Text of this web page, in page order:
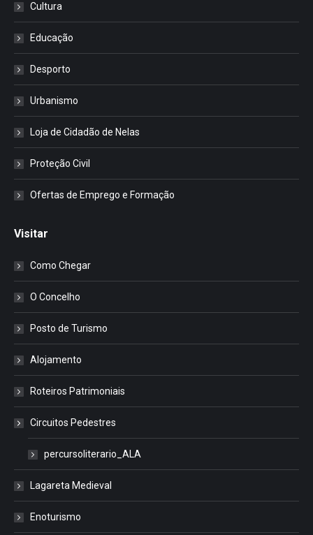
Cultura
Educação
Desporto
Urbanismo
Loja de Cidadão de Nelas
Proteção Civil
Ofertas de Emprego e Formação
Visitar
Como Chegar
O Concelho
Posto de Turismo
Alojamento
Roteiros Patrimoniais
Circuitos Pedestres
percursoliterario_ALA
Lagareta Medieval
Enoturismo